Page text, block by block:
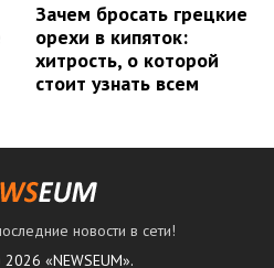
Зачем бросать грецкие
орехи в кипяток:
хитрость, о которой
стоит узнать всем
новости в сети!
«NEWSEUM».